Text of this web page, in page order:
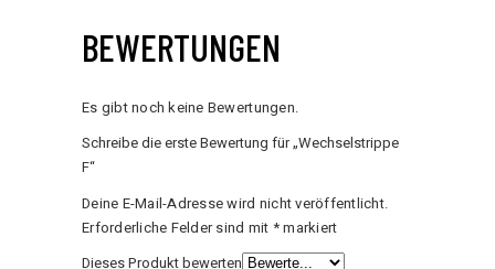
BEWERTUNGEN
Es gibt noch keine Bewertungen.
Schreibe die erste Bewertung für „Wechselstrippe
F“
Deine E-Mail-Adresse wird nicht veröffentlicht.
Erforderliche Felder sind mit *markiert
Dieses Produkt bewerten